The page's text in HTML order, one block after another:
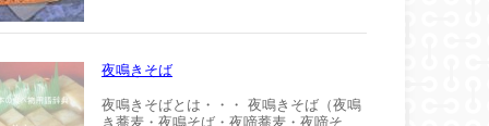
夜鳴きそば
夜鳴きそばとは・・・ 夜鳴きそば（夜鳴
き蕎麦・夜鳴そば・夜啼蕎麦・夜啼そ